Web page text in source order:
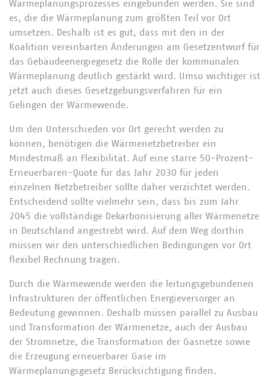
Wärmeplanungsprozesses eingebunden werden. Sie sind
es, die die Wärmeplanung zum größten Teil vor Ort
umsetzen. Deshalb ist es gut, dass mit den in der
Koalition vereinbarten Änderungen am Gesetzentwurf für
das Gebäudeenergiegesetz die Rolle der kommunalen
Wärmeplanung deutlich gestärkt wird. Umso wichtiger ist
jetzt auch dieses Gesetzgebungsverfahren für ein
Gelingen der Wärmewende.
Um den Unterschieden vor Ort gerecht werden zu
können, benötigen die Wärmenetzbetreiber ein
Mindestmaß an Flexibilität. Auf eine starre 50-Prozent-
Erneuerbaren-Quote für das Jahr 2030 für jeden
einzelnen Netzbetreiber sollte daher verzichtet werden.
Entscheidend sollte vielmehr sein, dass bis zum Jahr
2045 die vollständige Dekarbonisierung aller Wärmenetze
in Deutschland angestrebt wird. Auf dem Weg dorthin
müssen wir den unterschiedlichen Bedingungen vor Ort
flexibel Rechnung tragen.
Durch die Wärmewende werden die leitungsgebundenen
Infrastrukturen der öffentlichen Energieversorger an
Bedeutung gewinnen. Deshalb müssen parallel zu Ausbau
und Transformation der Wärmenetze, auch der Ausbau
der Stromnetze, die Transformation der Gasnetze sowie
die Erzeugung erneuerbarer Gase im
Wärmeplanungsgesetz Berücksichtigung finden.